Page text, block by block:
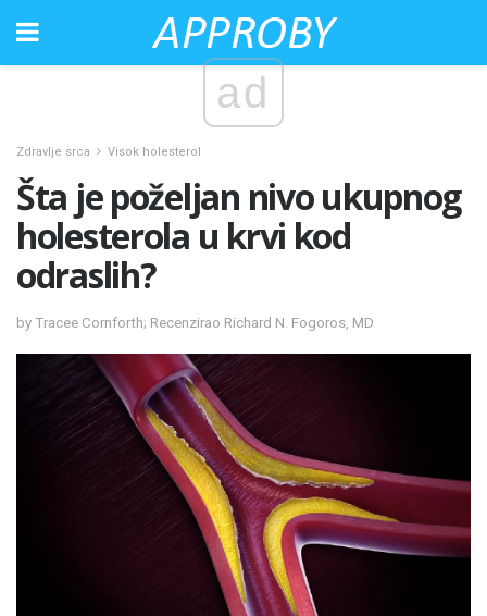
ad
Zdravlje srca Visok holesterol
Šta je poželjan nivo ukupnog
holesterola u krvi kod
odraslih?
by Tracee Cornforth; Recenzirao Richard N. Fogoros, MD